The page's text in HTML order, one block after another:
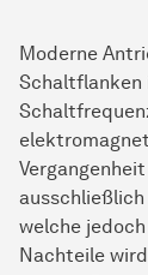
Moderne
Schaltflanken
welche
Nachteile